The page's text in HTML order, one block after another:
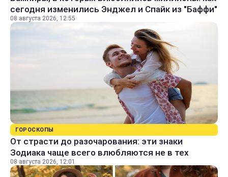
сегодня изменились Энджел и Спайк из "Баффи"
08 августа 2026, 12:55
ГОРОСКОПЫ
От страсти до разочарования: эти знаки
Зодиака чаще всего влюбляются не в тех
08 августа 2026, 12:01